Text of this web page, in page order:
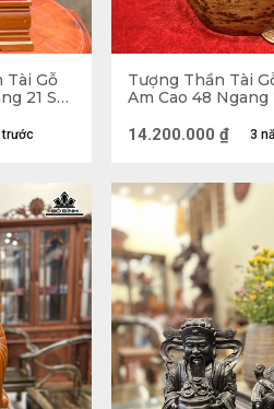
Thần Tài gỗ Ngọc Am
thật trong lịch sử Trung
cùng nàng bỏ chốn
buôn nổi tiếng giàu có
Tài Gỗ
21 Sâu
trước
Tượng Thần Tài
Am Cao 48 Ngang
3
14.200.000 ₫